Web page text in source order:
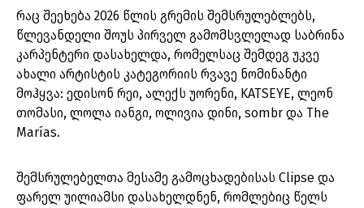
რაც შეეხება 2026 წლის გრემის შემსრულებლებს,
წლევანდელი შოუს პირველ გამომსვლელად საბრინა
კარპენტერი დასახელდა, რომელსაც შემდეგ უკვე
ახალი არტისტის კატეგორიის რვავე ნომინანტი
მოჰყვა: ედისონ რეი, ალექს უორენი, KATSEYE, ლეონ
თომასი, ლოლა იანგი, ოლივია დინი, sombr და The
Marías.
შემსრულებელთა მესამე გამოცხადებისას Clipse და
ფარელ უილიამსი დასახელდნენ, რომლებიც წელს